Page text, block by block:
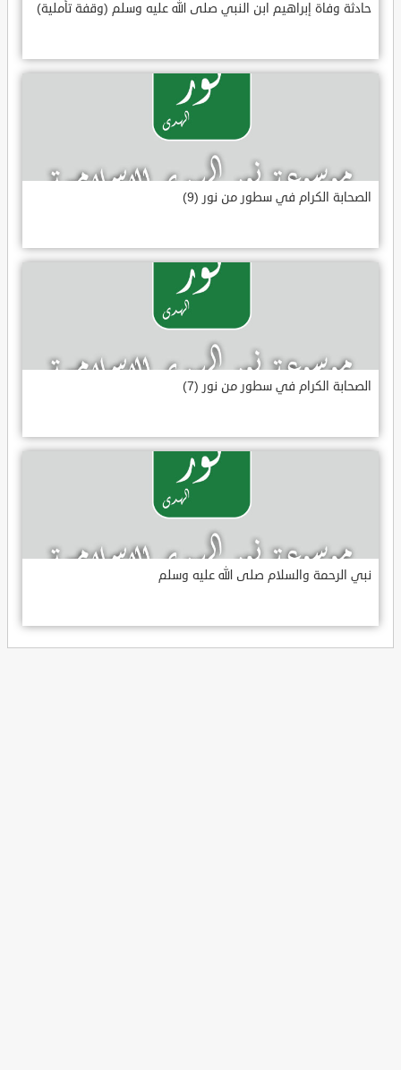
حادثة وفاة إبراهيم ابن النبي صلى الله عليه وسلم (وقفة تأملية)
الصحابة الكرام في سطور من نور (9)
الصحابة الكرام في سطور من نور (7)
نبي الرحمة والسلام صلى الله عليه وسلم